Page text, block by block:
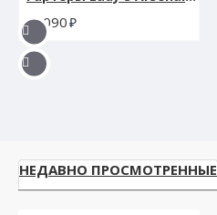
3090
НЕДАВНО ПРОСМОТРЕННЫЕ